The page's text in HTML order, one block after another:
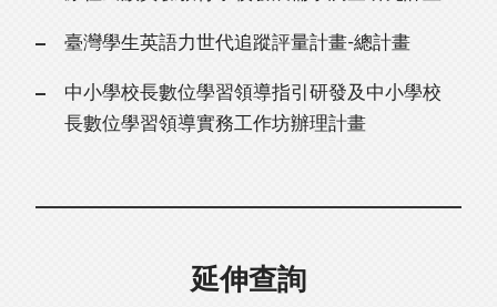
臺灣學生英語力世代追蹤評量計畫-總計畫
中小學校長數位學習領導指引研發及中小學校
長數位學習領導實務工作坊辦理計畫
延伸查詢